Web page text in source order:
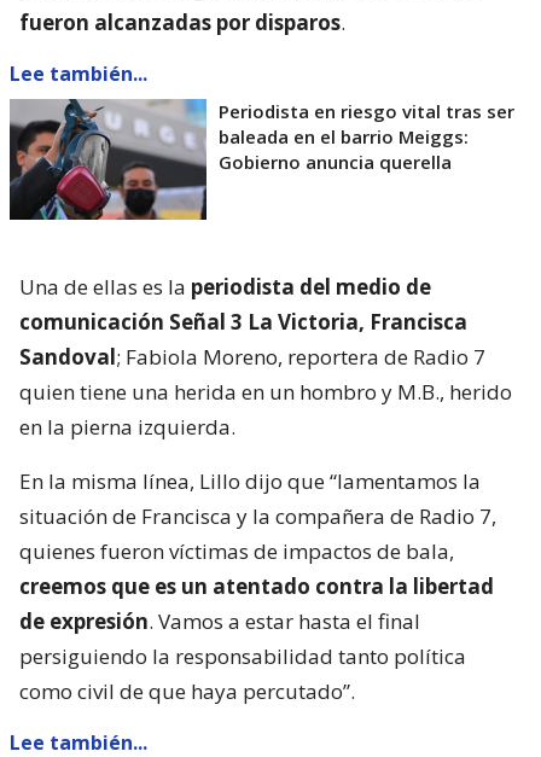
fueron alcanzadas por disparos.
Lee también...
Periodista en riesgo vital tras ser
baleada en el barrio Meiggs:
Gobierno anuncia querella
Una de ellas es la periodista del medio de
comunicación Señal 3 La Victoria, Francisca
Sandoval; Fabiola Moreno, reportera de Radio 7
quien tiene una herida en un hombro y M.B., herido
en la pierna izquierda.
En la misma línea, Lillo dijo que “lamentamos la
situación de Francisca y la compañera de Radio 7,
quienes fueron víctimas de impactos de bala,
creemos que es un atentado contra la libertad
de expresión. Vamos a estar hasta el final
persiguiendo la responsabilidad tanto política
como civil de que haya percutado”.
Lee también...